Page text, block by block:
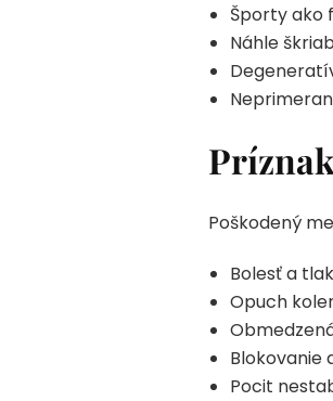
Športy ako
Náhle
Poškodený
Bolesť a
Opuch
Blokovanie
Pocit